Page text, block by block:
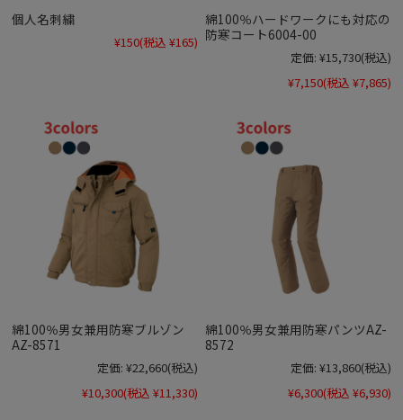
個人名刺繍
¥150(税込 ¥165)
綿100％ハードワークにも対応の
防寒コート6004-00
定価: ¥15,730(税込)
¥7,150(税込 ¥7,865)
綿100％男女兼用防寒ブルゾン
AZ-8571
定価: ¥22,660(税込)
¥10,300(税込 ¥11,330)
綿100％男女兼用防寒パンツAZ-
8572
定価: ¥13,860(税込)
¥6,300(税込 ¥6,930)